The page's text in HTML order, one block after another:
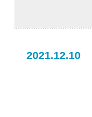
2021.12.10